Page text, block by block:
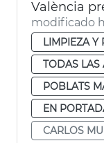
modificado
LIMPIEZA Y
TODAS LAS
POBLATS
EN
CARLOS